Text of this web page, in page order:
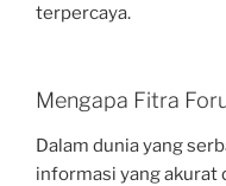
terpercaya.
Mengapa Fitra
Dalam dunia yang
informasi yang akurat